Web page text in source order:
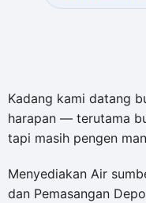
Kadang kami datang
harapan — terutama
tapi masih pengen
Menyediakan Air
dan Pemasangan